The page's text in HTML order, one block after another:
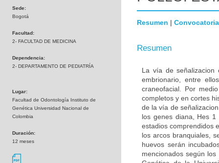
Sede:
Bogotá
Facultad:
2- FACULTAD DE MEDICINA
Dependencia:
2- DEPARTAMENTO DE PEDIATRÍA
Lugar:
Facultad de Odontología Instituto de
Genética Universidad Nacional de
Colombia
Duración:
12 meses
Resumen | Convocatoria
Resumen
La vía de señalizacion
embrionario, entre
craneofacial. Por
completos y en cortes
de la vía de
los genes diana, Hes
estadios comprendidos
los arcos branquiales,
huevos serán
mencionados según